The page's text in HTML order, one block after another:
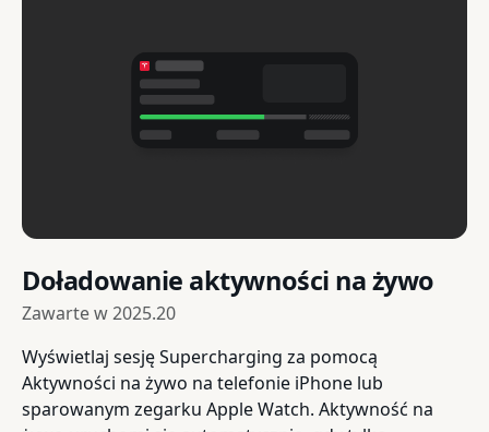
Doładowanie aktywności na żywo
Zawarte w2025.20
Wyświetlaj sesję Supercharging za pomocą
Aktywności na żywo na telefonie iPhone lub
sparowanym zegarku Apple Watch. Aktywność na